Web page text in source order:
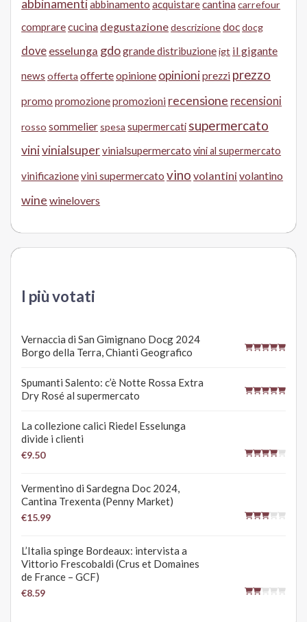
abbinamentiabbinamento acquistarecantina carrefour
comprarecucina degustazionedescrizionedocdocg
dove esselunga gdogrande distribuzioneigt il gigante
news offerta offerteopinione opinioniprezzi prezzo
promo promozionepromozioni recensione recensioni
rosso sommelier spesa supermercati supermercato
vinivinialsupervinialsupermercato vini al supermercato
vinificazionevini supermercato vino volantini volantino
wine winelovers
I più votati
Vernaccia di San Gimignano Docg 2024
Borgo della Terra, Chianti Geografico
Spumanti Salento: c’è Notte Rossa Extra
Dry Rosé al supermercato
La collezione calici Riedel Esselunga
divide i clienti
€9.50
Vermentino di Sardegna Doc 2024,
Cantina Trexenta (Penny Market)
€15.99
L’Italia spinge Bordeaux: intervista a
Vittorio Frescobaldi (Crus et Domaines
de France – GCF)
€8.59